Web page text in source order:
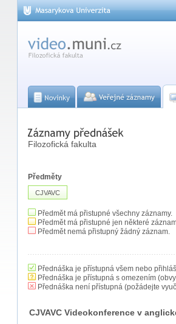
Filozofická fakulta
Předměty
CJVAVC
Předmět má přistupné všechny záznamy.
Předmět má přistupné jen některé
Předmět nemá přistupný žádný záznam.
Přednáška je přístupná všem nebo
Přednáška je přístupná s omezením
Přednáška není přístupná (požádejte
CJVAVC Videokonference v